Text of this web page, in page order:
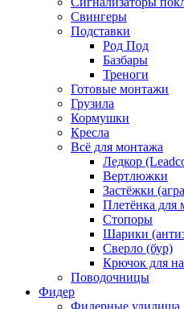
Свингеры
Подставки
Род Под
Базбары
Треноги
Готовые монтажи
Грузила
Кормушки
Кресла
Всё для монтажа
Ледкор
Вертлюжки
Застёжки
Плетёнка для
Стопоры
Шарики
Сверло (бур)
Крючок для
Поводочницы
Фидер
Фидерные удилища